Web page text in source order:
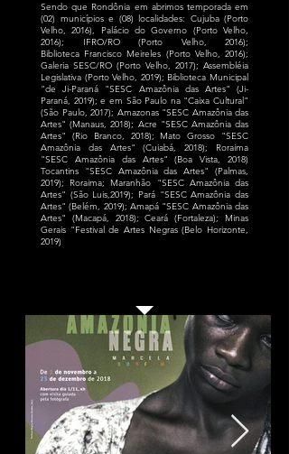
Sendo que Rondônia em abrimos temporada em
(02) municípios e (08) localidades: Cujuba (Porto
Velho, 2016), Palácio do Governo (Porto Velho,
2016); IFRO/RO (Porto Velho, 2016);
Biblioteca Francisco Meireles (Porto Velho, 2016);
Galeria SESC/RO (Porto Velho, 2017); Assembléia
Legislativa (Porto Velho, 2019); Biblioteca Municipal
"de Ji-Paraná "SESC Amazônia das Artes" (Ji-
Paraná, 2019); e em São Paulo na "Caixa Cultural"
(São Paulo, 2017); Amazonas "SESC Amazônia das
Artes" (Manaus, 2018); Acre "SESC Amazônia das
Artes" (Rio Branco, 2018); Mato Grosso "SESC
Amazônia das Artes" (Cuiabá, 2018); Roraima
"SESC Amazônia das Artes" (Boa Vista, 2018)
Tocantins "SESC Amazônia das Artes" (Palmas,
2019); Roraima; Maranhão "SESC Amazônia das
Artes" (São Luis,2019); Pará "SESC Amazônia das
Artes" (Belém, 2019); Amapá "SESC Amazônia das
Artes" (Macapá, 2018); Ceará (Fortaleza); Minas
Gerais "Festival de Artes Negras (Belo Horizonte,
2019)